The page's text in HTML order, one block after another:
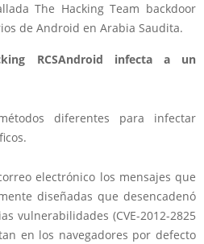
The Hacking Team backdoor
de Android en Arabia Saudita.
RCSAndroid infecta a un
diferentes para infectar
electrónico los mensajes que
diseñadas que desencadenó
vulnerabilidades (CVE-2012-2825
en los navegadores por defecto